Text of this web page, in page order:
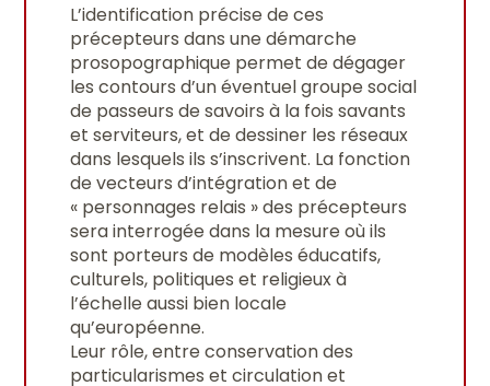
L’identification précise de ces
précepteurs dans une démarche
prosopographique permet de dégager
les contours d’un éventuel groupe social
de passeurs de savoirs à la fois savants
et serviteurs, et de dessiner les réseaux
dans lesquels ils s’inscrivent. La fonction
de vecteurs d’intégration et de
« personnages relais » des précepteurs
sera interrogée dans la mesure où ils
sont porteurs de modèles éducatifs,
culturels, politiques et religieux à
l’échelle aussi bien locale
qu’européenne.
Leur rôle, entre conservation des
particularismes et circulation et